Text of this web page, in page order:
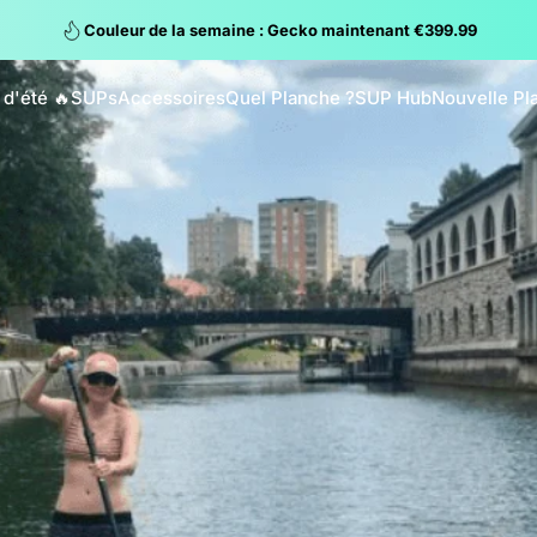
Couleur de la semaine : Gecko maintenant €399.99
🔥
🔥
SUPs
SUPs
AccessoiresQuel Planche ?SUP HubNouvelle
Nouvelle